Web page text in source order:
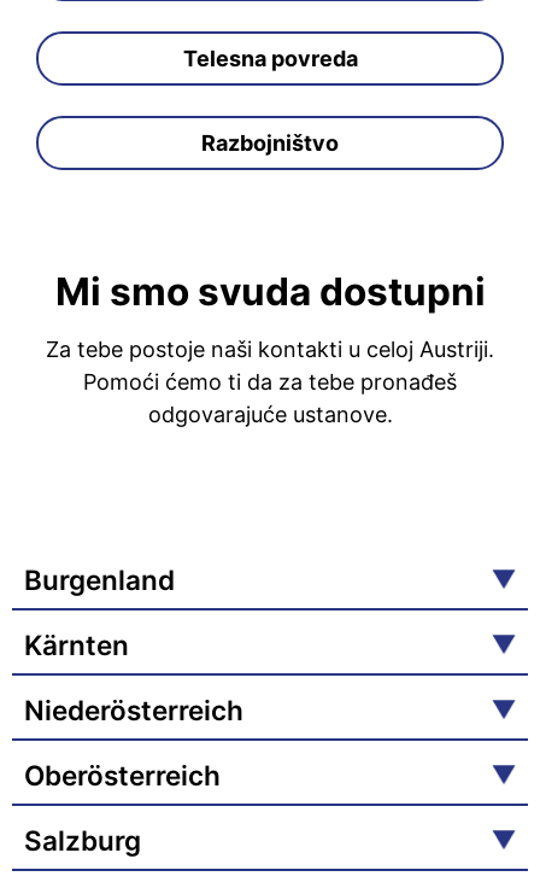
Telesna povreda
Razbojništvo
Mi smo svuda dostupni
Za tebe postoje naši kontakti u celoj Austriji.
Pomoći ćemo ti da za tebe pronađeš
odgovarajuće ustanove.
Burgenland
Kärnten
Niederösterreich
Oberösterreich
Salzburg